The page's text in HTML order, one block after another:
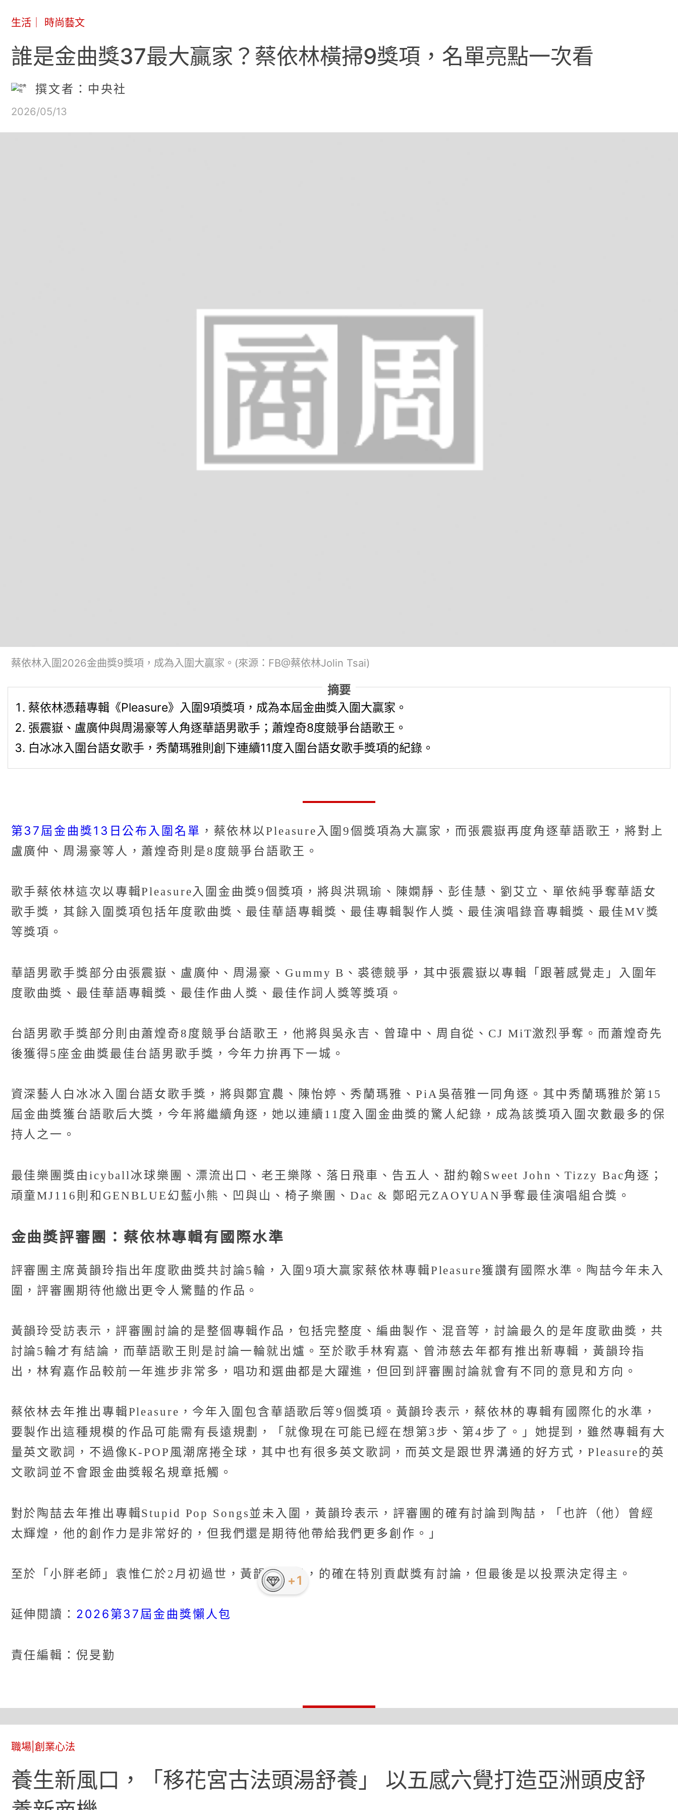
生活｜ 時尚藝文
誰是金曲獎37最大贏家？蔡依林橫掃9獎項，名單亮點一次看
撰文者：中央社
2026/05/13
蔡依林入圍2026金曲獎9獎項，成為入圍大贏家。(來源：FB@蔡依林Jolin Tsai)
摘要
蔡依林憑藉專輯《Pleasure》入圍9項獎項，成為本屆金曲獎入圍大贏家。
張震嶽、盧廣仲與周湯豪等人角逐華語男歌手；蕭煌奇8度競爭台語歌王。
白冰冰入圍台語女歌手，秀蘭瑪雅則創下連續11度入圍台語女歌手獎項的紀錄。
第37屆金曲獎13日公布入圍名單 ，蔡依林以Pleasure入圍9個獎項為大贏家，而張震嶽再度角逐華語歌王，將對上
盧廣仲、周湯豪等人，蕭煌奇則是8度競爭台語歌王。
歌手蔡依林這次以專輯Pleasure入圍金曲獎9個獎項，將與洪珮瑜、陳嫻靜、彭佳慧、劉艾立、單依純爭奪華語女
歌手獎，其餘入圍獎項包括年度歌曲獎、最佳華語專輯獎、最佳專輯製作人獎、最佳演唱錄音專輯獎、最佳MV獎
等獎項。
華語男歌手獎部分由張震嶽、盧廣仲、周湯豪、Gummy B、裘德競爭，其中張震嶽以專輯「跟著感覺走」入圍年
度歌曲獎、最佳華語專輯獎、最佳作曲人獎、最佳作詞人獎等獎項。
台語男歌手獎部分則由蕭煌奇8度競爭台語歌王，他將與吳永吉、曾瑋中、周自從、CJ MiT激烈爭奪。而蕭煌奇先
後獲得5座金曲獎最佳台語男歌手獎，今年力拚再下一城。
資深藝人白冰冰入圍台語女歌手獎，將與鄭宜農、陳怡婷、秀蘭瑪雅、PiA吳蓓雅一同角逐。其中秀蘭瑪雅於第15
屆金曲獎獲台語歌后大獎，今年將繼續角逐，她以連續11度入圍金曲獎的驚人紀錄，成為該獎項入圍次數最多的保
持人之一。
最佳樂團獎由icyball冰球樂團、漂流出口、老王樂隊、落日飛車、告五人、甜約翰Sweet John、Tizzy Bac角逐；
頑童MJ116則和GENBLUE幻藍小熊、凹與山、椅子樂團、Dac & 鄭昭元ZAOYUAN爭奪最佳演唱組合獎。
金曲獎評審團：蔡依林專輯有國際水準
評審團主席黃韻玲指出年度歌曲獎共討論5輪，入圍9項大贏家蔡依林專輯Pleasure獲讚有國際水準。陶喆今年未入
圍，評審團期待他繳出更令人驚豔的作品。
黃韻玲受訪表示，評審團討論的是整個專輯作品，包括完整度、編曲製作、混音等，討論最久的是年度歌曲獎，共
討論5輪才有結論，而華語歌王則是討論一輪就出爐。至於歌手林宥嘉、曾沛慈去年都有推出新專輯，黃韻玲指
出，林宥嘉作品較前一年進步非常多，唱功和選曲都是大躍進，但回到評審團討論就會有不同的意見和方向。
蔡依林去年推出專輯Pleasure，今年入圍包含華語歌后等9個獎項。黃韻玲表示，蔡依林的專輯有國際化的水準，
要製作出這種規模的作品可能需有長遠規劃，「就像現在可能已經在想第3步、第4步了。」她提到，雖然專輯有大
量英文歌詞，不過像K-POP風潮席捲全球，其中也有很多英文歌詞，而英文是跟世界溝通的好方式，Pleasure的英
文歌詞並不會跟金曲獎報名規章抵觸。
對於陶喆去年推出專輯Stupid Pop Songs並未入圍，黃韻玲表示，評審團的確有討論到陶喆，「也許（他）曾經
太輝煌，他的創作力是非常好的，但我們還是期待他帶給我們更多創作。」
至於「小胖老師」袁惟仁於2月初過世，黃韻玲表示，的確在特別貢獻獎有討論，但最後是以投票決定得主。
延伸閱讀： 2026第37屆金曲獎懶人包
責任編輯：倪旻勤
職場| 創業心法
養生新風口，「移花宮古法頭湯舒養」 以五感六覺打造亞洲頭皮舒
+1